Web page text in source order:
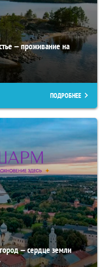
— проживание на
ПОДРОБНЕЕ
— сердце земли